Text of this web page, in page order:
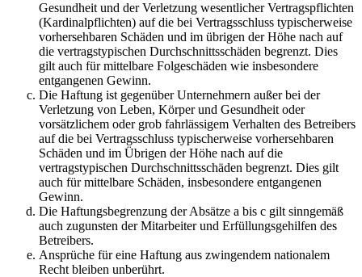
Gesundheit und der Verletzung wesentlicher Vertragspflichten
(Kardinalpflichten) auf die bei Vertragsschluss typischerweise
vorhersehbaren Schäden und im übrigen der Höhe nach auf
die vertragstypischen Durchschnittsschäden begrenzt. Dies
gilt auch für mittelbare Folgeschäden wie insbesondere
entgangenen Gewinn.
Die Haftung ist gegenüber Unternehmern außer bei der
Verletzung von Leben, Körper und Gesundheit oder
vorsätzlichem oder grob fahrlässigem Verhalten des Betreibers
auf die bei Vertragsschluss typischerweise vorhersehbaren
Schäden und im Übrigen der Höhe nach auf die
vertragstypischen Durchschnittsschäden begrenzt. Dies gilt
auch für mittelbare Schäden, insbesondere entgangenen
Gewinn.
Die Haftungsbegrenzung der Absätze a bis c gilt sinngemäß
auch zugunsten der Mitarbeiter und Erfüllungsgehilfen des
Betreibers.
Ansprüche für eine Haftung aus zwingendem nationalem
Recht bleiben unberührt.